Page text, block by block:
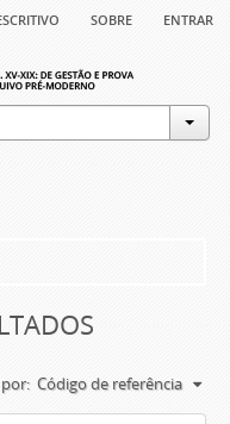
sobre entrar
Código de referência